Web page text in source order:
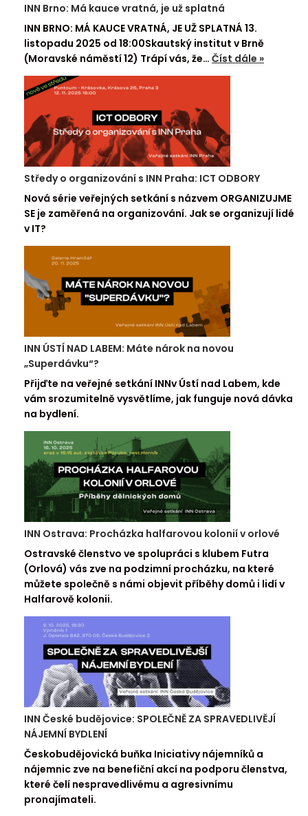
INN Brno: Má kauce vratná, je už splatná
INN BRNO: MÁ KAUCE VRATNÁ, JE UŽ SPLATNÁ 13.
listopadu 2025 od 18:00Skautský institut v Brně
(Moravské náměstí 12) Trápí vás, že… Číst dále »
Středy o organizování s INN Praha: ICT ODBORY
Nová série veřejných setkání s názvem ORGANIZUJME
SE je zaměřená na organizování. Jak se organizují lidé
v IT?
INN ÚSTÍ NAD LABEM: Máte nárok na novou
„Superdávku“?
Přijďte na veřejné setkání INNv Ústí nad Labem, kde
vám srozumitelně vysvětlíme, jak funguje nová dávka
na bydlení.
INN Ostrava: Procházka halfarovou kolonií v orlové
Ostravské členstvo ve spolupráci s klubem Futra
(Orlová) vás zve na podzimní procházku, na které
můžete společně s námi objevit příběhy domů i lidí v
Halfarově kolonii.
INN České budějovice: SPOLEČNĚ ZA SPRAVEDLIVĚJÍ
NÁJEMNÍ BYDLENÍ
Českobudějovická buňka Iniciativy nájemníků a
nájemnic zve na benefiční akcí na podporu členstva,
které čelí nespravedlivému a agresivnímu
pronajímateli.